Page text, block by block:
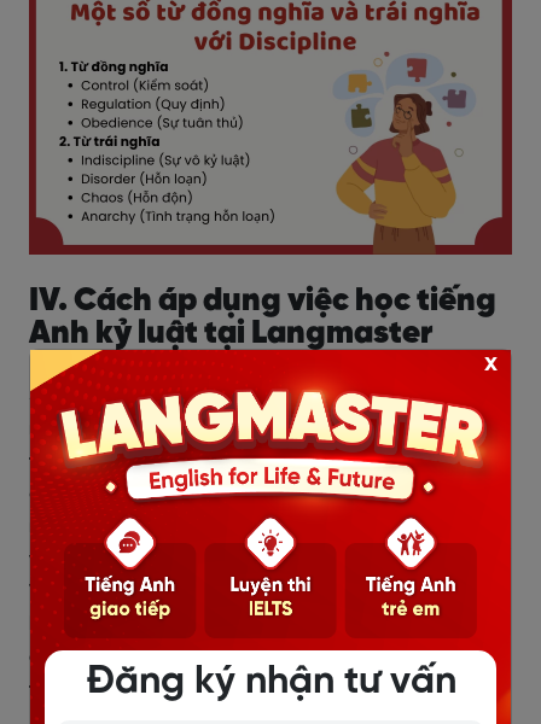
IV. Cách áp dụng việc học tiếng
Anh kỷ luật tại Langmaster
Sau hơn 13 năm không ngừng nghiên cứu và đào tạo
ngoại ngữ cho hơn 500,000 học viên tại Việt Nam và
trên toàn thế giới, Langmaster đã khẳng định vị thế
của mình là tổ chức hàng đầu trong lĩnh vực hướng
nghiệp và phát triển sự nghiệp cho học sinh và sinh
viên . Trung tâm Anh ngữ Langmaster cũng đạt
1 trên các nền tảng mạng xã hội với hơn 7,000,000
lượt theo dõi
, và được
đào tạo là 9.3/10 trên nền tảng đánh giá giáo dục uy
tín Edu2Review.
Đăng ký nhận tư vấn
x